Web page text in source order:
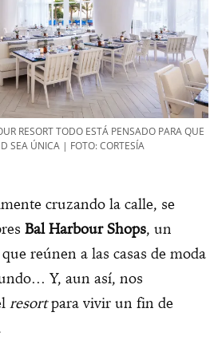
RESORT TODO ESTÁ PENSADO PARA QUE
SEA ÚNICA | FOTO: CORTESÍA
cruzando la calle, se
Bal Harbour Shops, un
reúnen a las casas de moda
Y, aun así, nos
resortpara vivir un fin de